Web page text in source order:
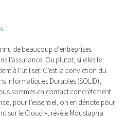
de beaucoup d’entreprises
l’assurance. Ou plutot, si elles le
à l’utiliser. C’est la conviction du
Informatiques Durables (SOLID),
sommes en contact concrètement
pour l’essentiel, on en dénote pour
sur le Cloud », révèle Moustapha